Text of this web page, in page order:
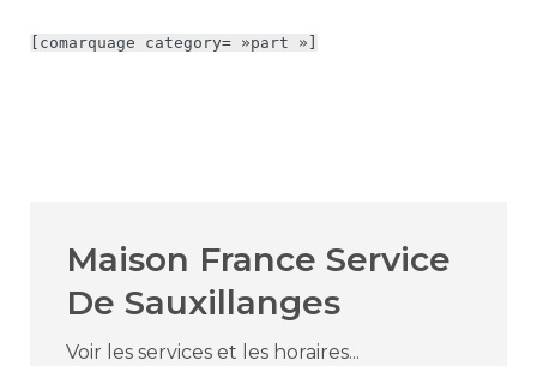
[comarquage category= »part »]
Maison France Service
De Sauxillanges
Voir les services et les horaires...